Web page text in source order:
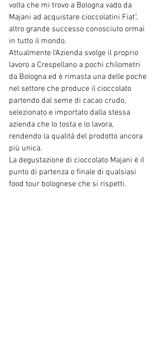
volta che mi trovo a Bologna vado da
Majani ad acquistare cioccolatini Fiat",
altro grande successo conosciuto ormai
in tutto il mondo.
Attualmente l'Azienda svolge il proprio
lavoro a Crespellano a pochi chilometri
da Bologna ed è rimasta una delle poche
nel settore che produce il cioccolato
partendo dal seme di cacao crudo,
selezionato e importato dalla stessa
azienda che lo tosta e lo lavora,
rendendo la qualità del prodotto ancora
più unica.
La degustazione di cioccolato Majani è il
punto di partenza o finale di qualsiasi
food tour bolognese che si rispetti.